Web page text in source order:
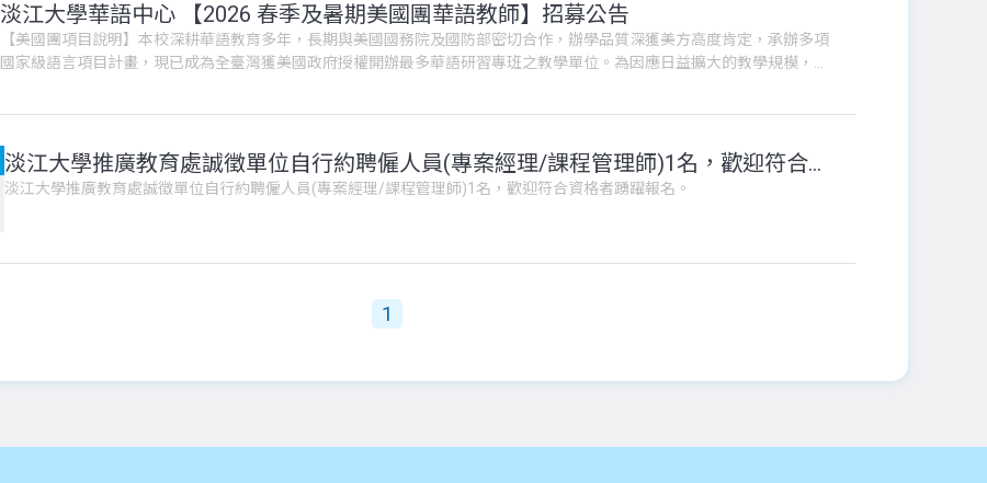
淡江大學華語中心 【2026 春季及暑期美國團華語教師】招募公告
【美國團項目說明】本校深耕華語教育多年，長期與美國國務院及國防部密切合作，辦學品質深獲美方高度肯定，承辦多項
國家級語言項目計畫，現已成為全臺灣獲美國政府授權開辦最多華語研習專班之教學單位。為因應日益擴大的教學規模，我
淡江大學推廣教育處誠徵單位自行約聘僱人員(專案經理/課程管理師)1名，歡迎符合資格者踴躍報名。
淡江大學推廣教育處誠徵單位自行約聘僱人員(專案經理/課程管理師)1名，歡迎符合資格者踴躍報名。
1